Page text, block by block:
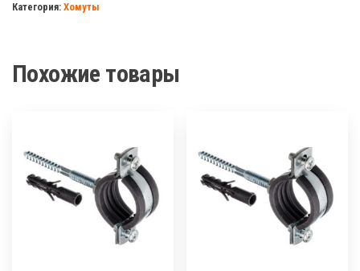
резинкой
64)
Категория: Хомуты
Похожие товары